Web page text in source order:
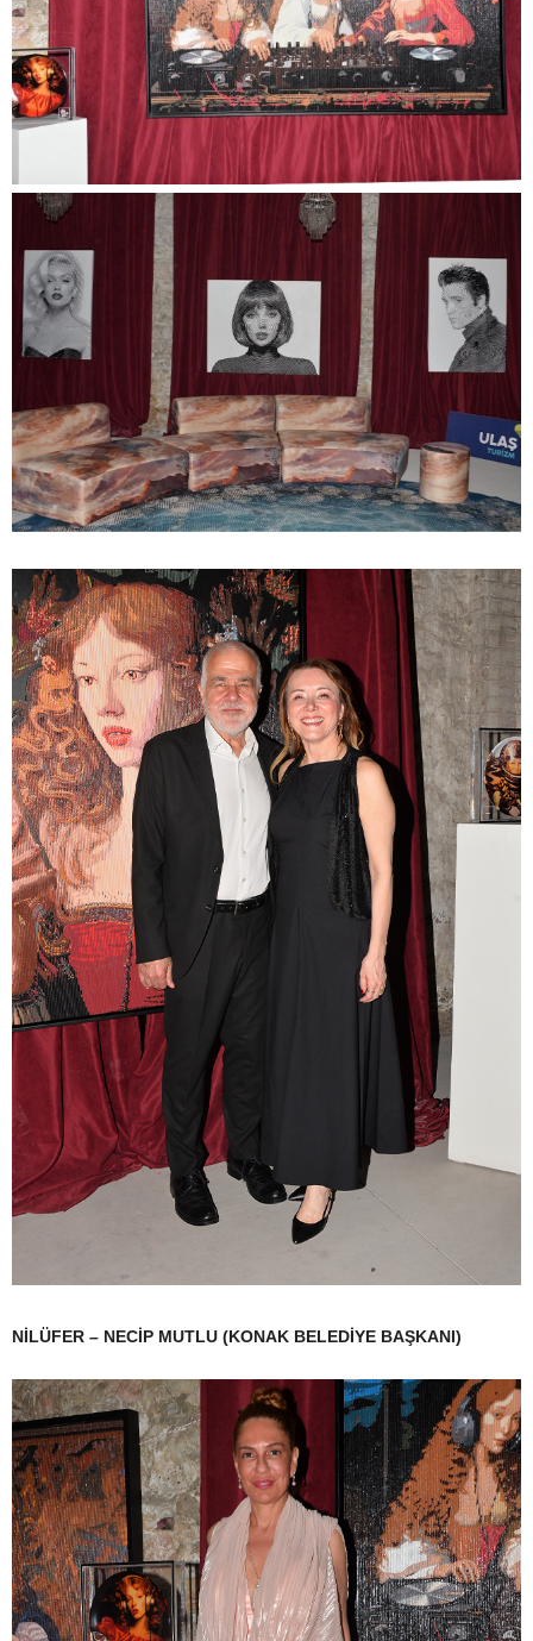
NİLÜFER – NECİP MUTLU (KONAK BELEDİYE BAŞKANI)